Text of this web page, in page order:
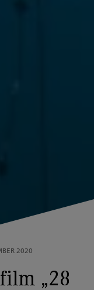
2020
„28